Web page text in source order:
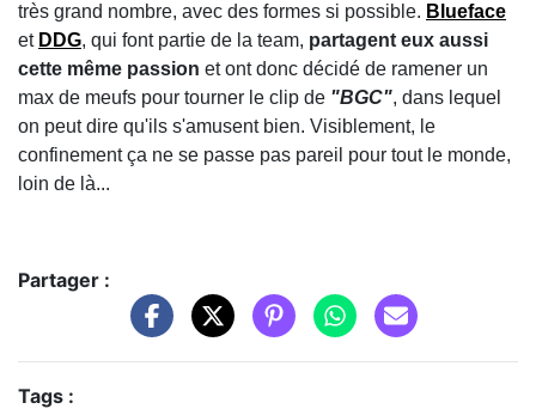
très grand nombre, avec des formes si possible. Blueface
et DDG, qui font partie de la team, partagent eux aussi
cette même passion et ont donc décidé de ramener un
max de meufs pour tourner le clip de "BGC", dans lequel
on peut dire qu'ils s'amusent bien. Visiblement, le
confinement ça ne se passe pas pareil pour tout le monde,
loin de là...
Partager :
Tags :